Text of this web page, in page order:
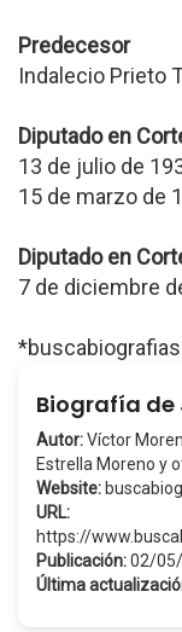
Predecesor
Indalecio Prieto
Diputado en
13 de julio de
15 de marzo de
Diputado en
7 de diciembre
Biografía de
Autor:Víctor
Estrella Moreno y
Website:
URL:
https://
Publicación:02/
Última